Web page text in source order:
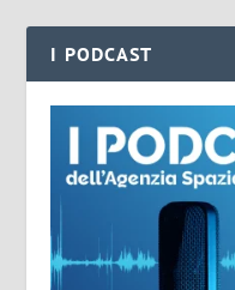
I PODCAST